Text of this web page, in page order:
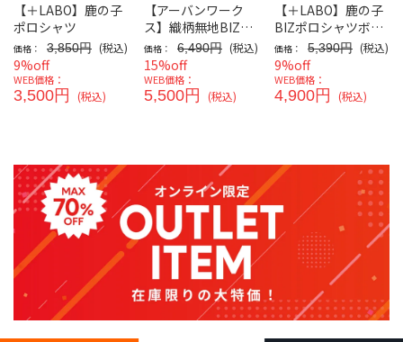
【＋LABO】鹿の子
ポロシャツ
価格： 3,850円 (税込)
9%off
WEB価格：
3,500円 (税込)
【アーバンワーク
ス】織柄無地BIZポ
ロシャツボタンダウ
ン半袖
価格： 6,490円 (税込)
15%off
WEB価格：
5,500円 (税込)
【＋LABO】鹿の子
BIZポロシャツボタ
ンダウン
価格： 5,390円 (税込)
9%off
WEB価格：
4,900円 (税込)